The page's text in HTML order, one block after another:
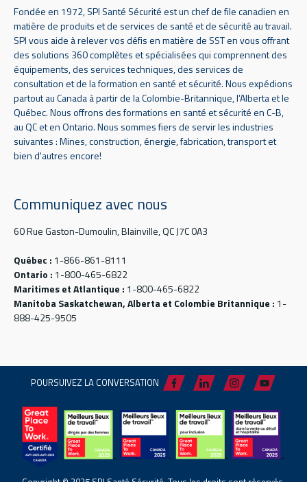
Fondée en 1972, SPI Santé Sécurité est un chef de file canadien en
matière de produits et de services de santé et de sécurité au travail.
SPI vous aide à relever vos défis en matière de SST en vous offrant
des solutions 360 complètes et spécialisées qui comprennent des
équipements, des services techniques, des services de
consultation et de la formation en santé et sécurité. Nous expédions
partout au Canada à partir de la Colombie-Britannique, l’Alberta et le
Québec. Nous offrons des formations en santé et sécurité en C-B,
au QC et en Ontario. Nous sommes fiers de servir les industries
suivantes : Mines, construction, énergie, fabrication, transport et
bien d'autres encore!
Communiquez avec nous
60 Rue Gaston-Dumoulin, Blainville, QC J7C 0A3
Québec : 1-866-861-8111
Ontario : 1-800-465-6822
Maritimes et Atlantique : 1-800-465-6822
Manitoba Saskatchewan, Alberta et Colombie Britannique : 1-
888-425-9505
POURSUIVEZ LA CONVERSATION